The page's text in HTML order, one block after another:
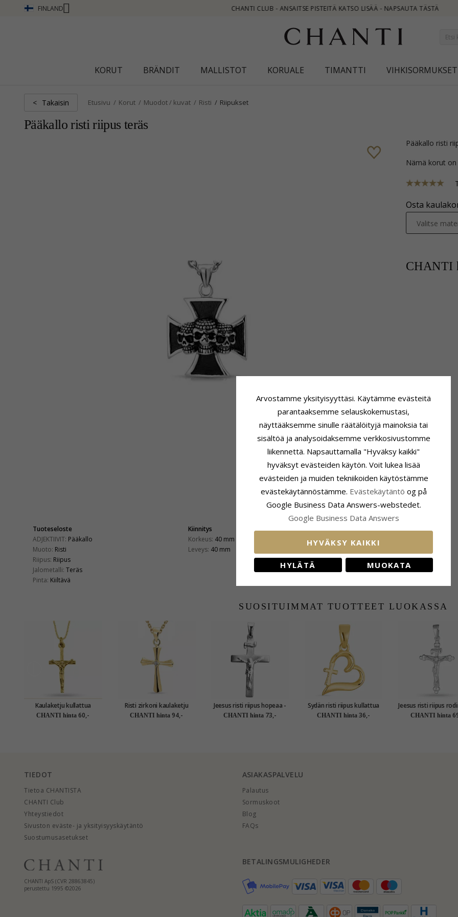
FINLAND CHANTI CLUB - ANSAITSE PISTEITÄ KATSO LISÄÄ - NAPSAUTA TÄSTÄ
KORUT BRÄNDIT MALLISTOT KORUALE TIMANTTI VIHKISORMUKSET
< Takaisin Etusivu Korut Muodot / kuvat Risti Riipukset
Pääkallo risti riipus teräs
pääkallo risti
Nämä korut
Osta
Valitse
CHANTI
Tuoteseloste
ADJEKTIIVIT: Pääkallo
Muoto: Risti
Riipus: Riipus
Jalometalli: Teräs
Pinta: Kiiltävä
Kiinnitys
Korkeus: 40 mm
Leveys: 40 mm
Toimitusaika
Toimitusaika:
SUOSITUIMMAT TUOTTEET LUOKASSA
Kaulaketju kullattua
hopeaa ristiriipus kullattua
CHANTI hinta 60,-
Risti zirkoni kaulaketju
kullattua hopeaa riipus
CHANTI hinta 94,-
Jeesus risti riipus hopeaa -
Amoré
CHANTI hinta 73,-
Sydän risti riipus kullattua
hopeaa
CHANTI hinta 36,-
Jeesus risti riipus rodinoitua
hopeaa -
CHANTI hinta
TIEDOT
Tietoa CHANTISTA
CHANTI Club
Yhteystiedot
Sivuston eväste- ja yksityisyyskäytäntö
Suostumusasetukset
ASIAKASPALVELU
Palautus
Sormuskoot
Blog
FAQs
CHANTI ApS (CVR 28863845)
perustettu 1995 ©2026
BETALINGSMULIGHEDER
Arvostamme yksityisyyttäsi. Käytämme evästeitä
parantaaksemme selauskokemustasi,
näyttääksemme sinulle räätälöityjä mainoksia tai
sisältöä ja analysoidaksemme verkkosivustomme
liikennettä. Napsauttamalla "Hyväksy kaikki"
hyväksyt evästeiden käytön. Voit lukea lisää
evästeiden ja muiden tekniikoiden käytöstämme
evästekäytännöstämme. Evästekäytäntö og på
Google Business Data Answers-webstedet.
Google Business Data Answers
HYVÄKSY KAIKKI
HYLÄTÄ MUOKATA